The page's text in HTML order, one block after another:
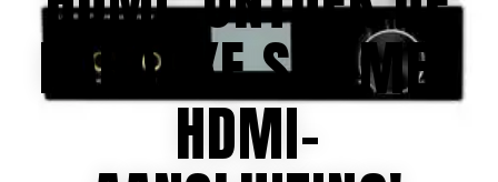
KARAOKE SET MET
HDMI-